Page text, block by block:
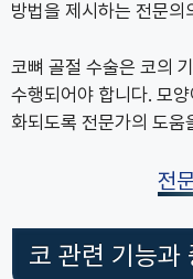
방법을 제시하는 전문의
코뼈 골절 수술은 코의
수행되어야 합니다. 모
화되도록 전문가의 도움
전
코 관련 기능과